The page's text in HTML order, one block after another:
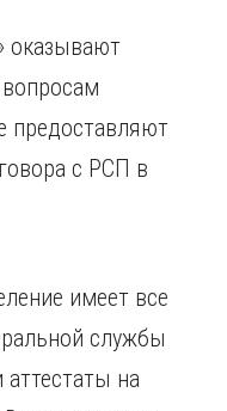
оказывают
предоставляют
с РСП в
имеет все
службы
аттестаты на